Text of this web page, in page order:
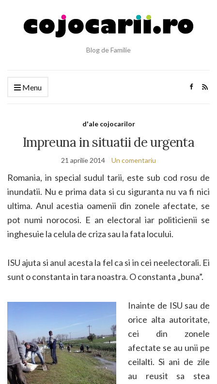
Blog de Familie
Menu
d'ale cojocarilor
Impreuna in situatii de urgenta
21 aprilie 2014 Un comentariu
Romania, in special sudul tarii, este sub cod rosu de
inundatii. Nu e prima data si cu siguranta nu va fi nici
ultima. Anul acestia oamenii din zonele afectate, se
pot numi norocosi. E an electoral iar politicienii se
inghesuie la celula de criza sau la fata locului.
ISU ajuta si anul acesta la fel ca si in cei neelectorali. Ei
sunt o constanta in tara noastra. O constanta „buna”.
Inainte de ISU sau de
orice alta autoritate,
cei din zonele
afectate se au unii pe
ceilalti. Si ani de zile
au reusit sa stea